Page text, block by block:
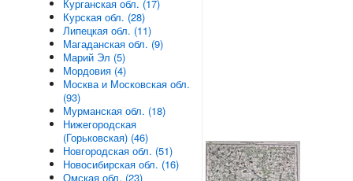
Курганская обл. (17)
Курская обл. (28)
Липецкая обл. (11)
Магаданская обл. (9)
Марий Эл (5)
Мордовия (4)
Москва и Московская обл.
(93)
Мурманская обл. (18)
Нижегородская
(Горьковская) (46)
Новгородская обл. (51)
Новосибирская обл. (16)
Омская обл. (23)